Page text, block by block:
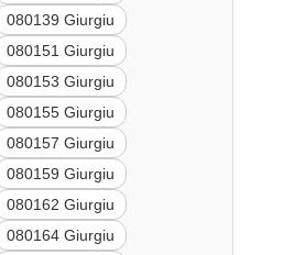
080139 Giurgiu
080151 Giurgiu
080153 Giurgiu
080155 Giurgiu
080157 Giurgiu
080159 Giurgiu
080162 Giurgiu
080164 Giurgiu